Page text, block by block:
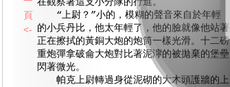
“上尉？”小的，模糊的聲音來自於年輕
的小兵丹比，他太年輕了，他的臉就像他站著
正在擦拭的黃銅大炮的炮筒一樣光滑。十二磅
重炮彈拿破侖大炮對比著泥濘的被拋棄的堡壘
閃著微光。
帕克上尉轉過身從泥砌的大木頭護牆的上
頁
<-